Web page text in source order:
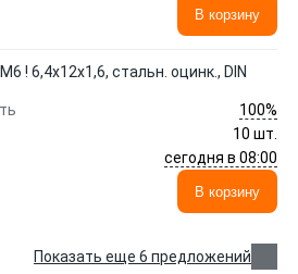
В корзину
! 6,4x12x1,6, стальн. оцинк., DIN
100%
10 шт.
сегодня в 08:00
В корзину
Показать еще 6 предложений